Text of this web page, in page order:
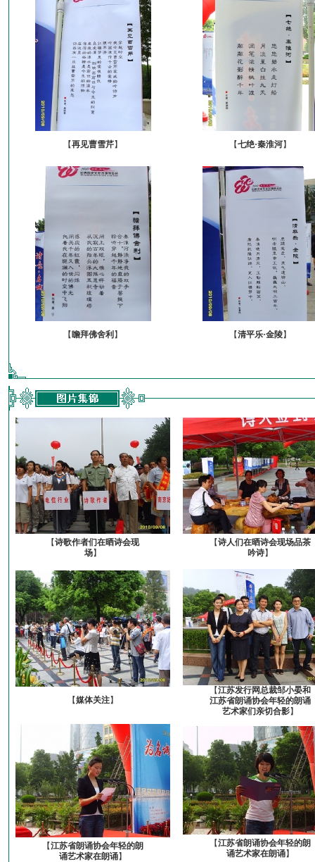
【再见曹雪芹】 【七绝·秦淮河】
【 瞻拜佛舍利 】 【清平乐·金陵】
【诗歌作者们在晒诗会现
场】
【诗人们在晒诗会现场品茶
吟诗】
【媒体关注】
【江苏发行网总裁邹小晏和
江苏省朗诵协会年轻的朗诵
艺术家们亲切合影】
【江苏省朗诵协会年轻的朗
诵艺术家在朗诵】
【江苏省朗诵协会年轻的朗
诵艺术家在朗诵】